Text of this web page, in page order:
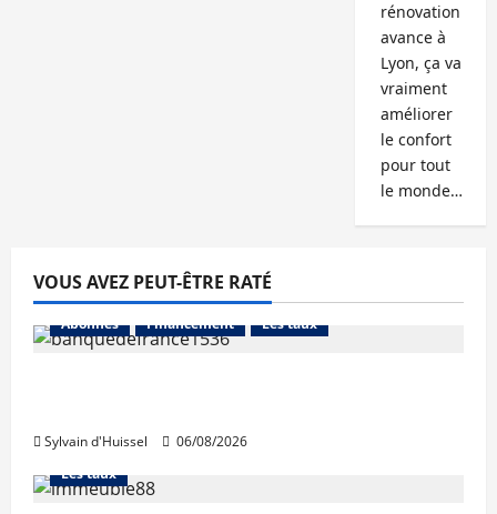
rénovation
avance à
Lyon, ça va
vraiment
améliorer
le confort
pour tout
le monde…
VOUS AVEZ PEUT-ÊTRE RATÉ
Abonnés Financement Les taux
Sylvain d'Huissel 06/08/2026
Abonnés Financement
Les taux